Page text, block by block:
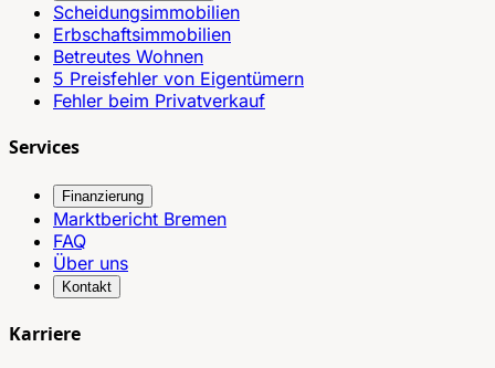
Scheidungsimmobilien
Erbschaftsimmobilien
Betreutes Wohnen
5 Preisfehler von Eigentümern
Fehler beim Privatverkauf
Services
Finanzierung
Marktbericht Bremen
FAQ
Über uns
Kontakt
Karriere